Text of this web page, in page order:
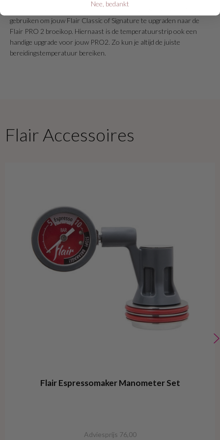
Verder kun je de Flair Espressomaker PRO 2 Tweede Shot Plus Set
gebruiken om jouw Flair Classic of Signature te upgraden naar de
Flair PRO 2 broeikop. Hiernaast is de temperatuurstrip ook een
handige upgrade voor jouw PRO2. Zo kun je altijd de juiste
bereidingstemperatuur bereiken.
Flair Accessoires
Flair Espressomaker Manometer Set
Adviesprijs 76,00
Nee, bedankt